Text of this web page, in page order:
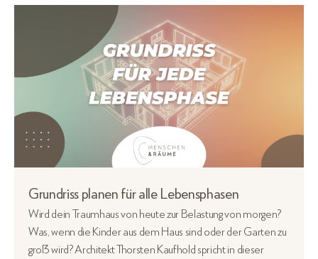
Grundriss planen für alle Lebensphasen
Wird dein Traumhaus von heute zur Belastung von morgen?
Was, wenn die Kinder aus dem Haus sind oder der Garten zu
groß wird? Architekt Thorsten Kaufhold spricht in dieser